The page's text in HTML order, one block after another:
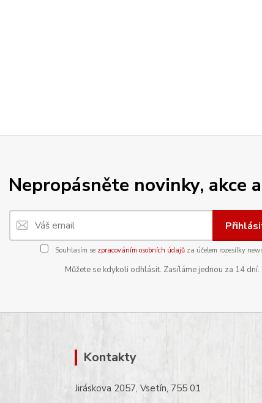
Nepropásněte novinky, akce
Souhlasím se zpracováním osobních údajůza účelem rozesílky
Můžete se kdykoli odhlásit. Zasíláme jednou za 14 dní.
Kontakty
Jiráskova 2057, Vsetín, 755 01